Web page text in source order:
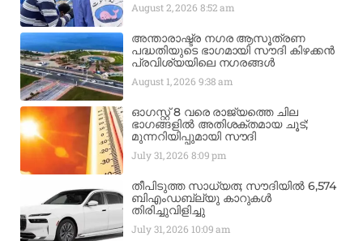
August 2, 2026 8:52 am
അന്താരാഷ്ട്ര നഗര ആസൂത്രണ
പദ്ധതിയുടെ ഭാഗമായി സൗദി കിഴക്കൻ
പ്രവിശ്യയിലെ നഗരങ്ങൾ
August 1, 2026 9:38 am
ഓഗസ്റ്റ് 8 വരെ രാജ്യത്തെ ചില
ഭാഗങ്ങളിൽ അതിശക്തമായ ചൂട്;
മുന്നറിയിപ്പുമായി സൗദി
July 31, 2026 8:09 pm
തീപിടുത്ത സാധ്യത; സൗദിയിൽ 6,574
ബിഎംഡബ്ല്യു കാറുകൾ
തിരിച്ചുവിളിച്ചു
July 31, 2026 10:09 am